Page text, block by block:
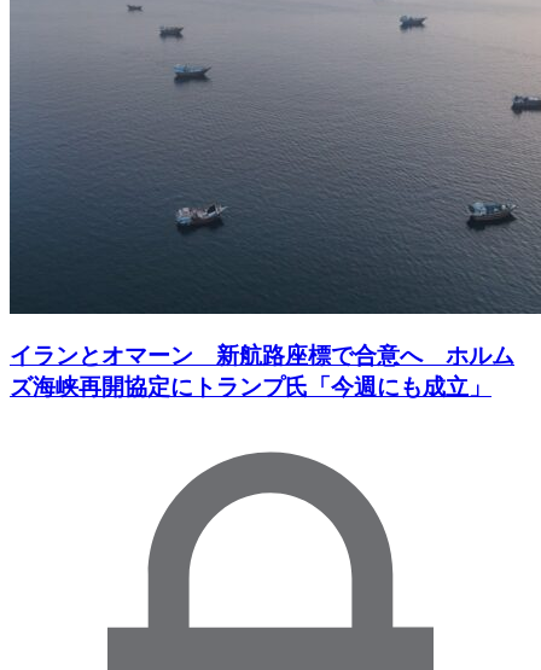
イランとオマーン 新航路座標で合意へ ホルム
ズ海峡再開協定にトランプ氏「今週にも成立」